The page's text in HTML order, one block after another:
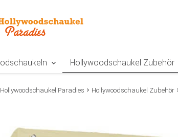
Hollywoodschaukel Zubehör
Hollywoodschaukel Paradies Hollywoodschaukel Zubehör